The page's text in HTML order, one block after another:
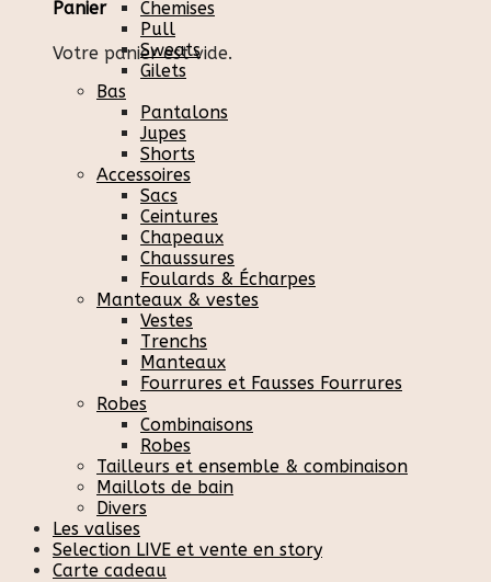
Panier
Votre panier est vide.
Chemises
Pull
Sweats
Gilets
Bas
Pantalons
Jupes
Shorts
Accessoires
Sacs
Ceintures
Chapeaux
Chaussures
Foulards & Écharpes
Manteaux & vestes
Vestes
Trenchs
Manteaux
Fourrures et Fausses Fourrures
Robes
Combinaisons
Robes
Tailleurs et ensemble & combinaison
Maillots de bain
Divers
Les valises
Selection LIVE et vente en story
Carte cadeau